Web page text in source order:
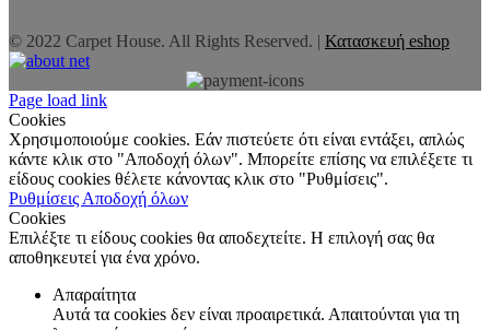
© 2022 Carpet House. All Rights Reserved. | Κατασκευή eshop
Page load link
Cookies
Χρησιμοποιούμε cookies. Εάν πιστεύετε ότι είναι εντάξει, απλώς
κάντε κλικ στο "Αποδοχή όλων". Μπορείτε επίσης να επιλέξετε τι
είδους cookies θέλετε κάνοντας κλικ στο "Ρυθμίσεις".
Ρυθμίσεις Αποδοχή όλων
Cookies
Επιλέξτε τι είδους cookies θα αποδεχτείτε. Η επιλογή σας θα
αποθηκευτεί για ένα χρόνο.
Απαραίτητα
Αυτά τα cookies δεν είναι προαιρετικά. Απαιτούνται για τη